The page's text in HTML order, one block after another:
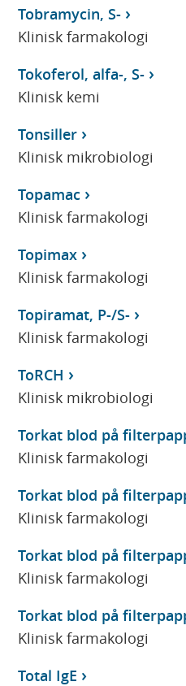
Tobramycin, S-
Klinisk farmakologi
Tokoferol, alfa-, S-
Klinisk kemi
Tonsiller
Klinisk mikrobiologi
Topamac
Klinisk farmakologi
Topimax
Klinisk farmakologi
Topiramat, P-/S-
Klinisk farmakologi
ToRCH
Klinisk mikrobiologi
Torkat blod på
Klinisk farmakologi
Torkat blod på
Klinisk farmakologi
Torkat blod på
Klinisk farmakologi
Torkat blod på
Klinisk farmakologi
Total IgE